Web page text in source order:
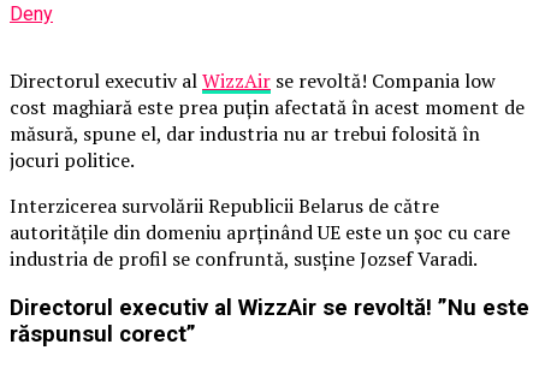
Deny
Directorul executiv alWizzAir se revoltă! Compania low
cost maghiară este prea puțin afectată în acest moment de
măsură, spune el, dar industria nu ar trebui folosită în
jocuri politice.
Interzicerea survolării Republicii Belarus de către
autoritățile din domeniu aprținând UE este un șoc cu care
industria de profil se confruntă, susține Jozsef Varadi.
Directorul executiv al WizzAir se revoltă! ”Nu este
răspunsul corect”